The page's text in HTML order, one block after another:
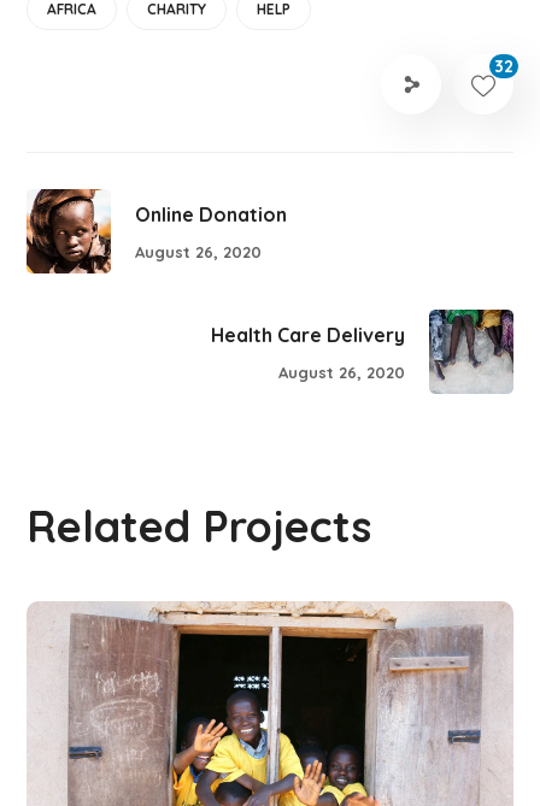
AFRICA CHARITY HELP
32
Online Donation
August 26, 2020
Health Care Delivery
August 26, 2020
Related Projects
Building Futures